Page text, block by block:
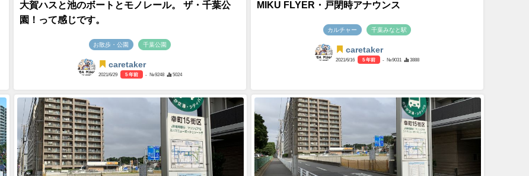
大賀ハスと池のボートとモノレール。 ザ・千葉公
園！って感じです。
お散歩・公園 千葉公園
caretaker
2021/6/29 5 年前 - №9248 5024
MIKU FLYER・戸閉時アナウンス
カルチャー 千葉みなと駅
caretaker
2021/6/16 5 年前 - №9031 3888